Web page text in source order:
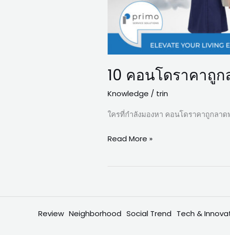
10 คอนโดราคาถู
Knowledge / trin
ใครที่กำลังมองหา คอนโดราคาถูกลาด
Read More »
Review Neighborhood Social Trend Tech &